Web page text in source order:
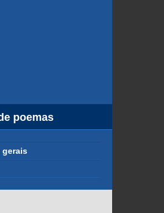
poemas
gerais